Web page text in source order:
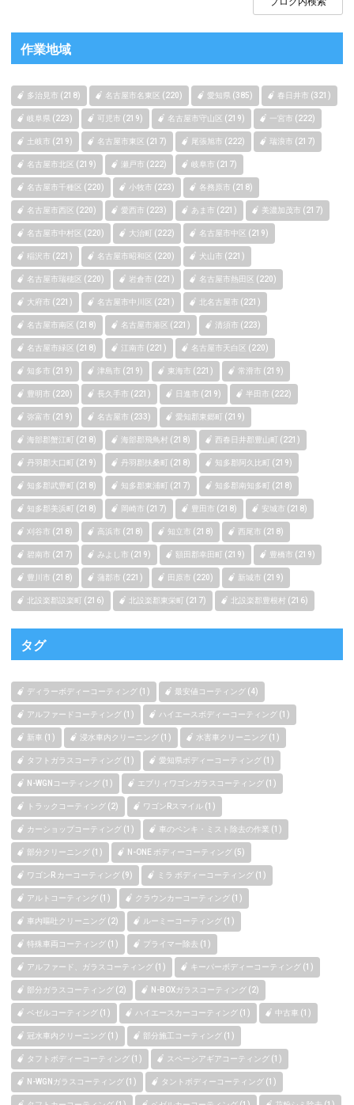
作業地域
多治見市 (218) 名古屋市名東区 (220) 愛知県 (385) 春日井市 (321)
岐阜県 (223) 可児市 (219) 名古屋市守山区 (219) 一宮市 (222)
土岐市 (219) 名古屋市東区 (217) 尾張旭市 (222) 瑞浪市 (217)
名古屋市北区 (219) 瀬戸市 (222) 岐阜市 (217)
名古屋市千種区 (220) 小牧市 (223) 各務原市 (218)
名古屋市西区 (220) 愛西市 (223) あま市 (221) 美濃加茂市 (217)
名古屋市中村区 (220) 大治町 (222) 名古屋市中区 (219)
稲沢市 (221) 名古屋市昭和区 (220) 犬山市 (221)
名古屋市瑞穂区 (220) 岩倉市 (221) 名古屋市熱田区 (220)
大府市 (221) 名古屋市中川区 (221) 北名古屋市 (221)
名古屋市南区 (218) 名古屋市港区 (221) 清須市 (223)
名古屋市緑区 (218) 江南市 (221) 名古屋市天白区 (220)
知多市 (219) 津島市 (219) 東海市 (221) 常滑市 (219)
豊明市 (220) 長久手市 (221) 日進市 (219) 半田市 (222)
弥富市 (219) 名古屋市 (233) 愛知郡東郷町 (219)
海部郡蟹江町 (218) 海部郡飛鳥村 (218) 西春日井郡豊山町 (221)
丹羽郡大口町 (219) 丹羽郡扶桑町 (218) 知多郡阿久比町 (219)
知多郡武豊町 (218) 知多郡東浦町 (217) 知多郡南知多町 (218)
知多郡美浜町 (218) 岡崎市 (217) 豊田市 (218) 安城市 (218)
刈谷市 (218) 高浜市 (218) 知立市 (218) 西尾市 (218)
碧南市 (217) みよし市 (219) 額田郡幸田町 (219) 豊橋市 (219)
豊川市 (218) 蒲郡市 (221) 田原市 (220) 新城市 (219)
北設楽郡設楽町 (216) 北設楽郡東栄町 (217) 北設楽郡豊根村 (216)
タグ
ディラーボディーコーティング (1) 最安値コーティング (4)
アルファードコーティング (1) ハイエースボディーコーティング (1)
新車 (1) 浸水車内クリーニング (1) 水害車クリーニング (1)
タフトガラスコーティング (1) 愛知県ボディーコーティング (1)
N-WGNコーティング (1) エブリィワゴンガラスコーティング (1)
トラックコーティング (2) ワゴンRスマイル (1)
カーショップコーティング (1) 車のペンキ・ミスト除去の作業 (1)
部分クリーニング (1) N-ONE ボディーコーティング (5)
ワゴンR カーコーティング (9) ミラ ボディーコーティング (1)
アルトコーティング (1) クラウンカーコーティング (1)
車内嘔吐クリーニング (2) ルーミーコーティング (1)
特殊車両コーティング (1) プライマー除去 (1)
アルファード、ガラスコーティング (1) キーパーボディーコーティング (1)
部分ガラスコーティング (2) N-BOXガラスコーティング (2)
ベゼルコーティング (1) ハイエースカーコーティング (1) 中古車 (1)
冠水車内クリーニング (1) 部分施工コーティング (1)
タフトボディーコーティング (1) スペーシアギアコーティング (1)
N-WGNガラスコーティング (1) タントボディーコーティング (1)